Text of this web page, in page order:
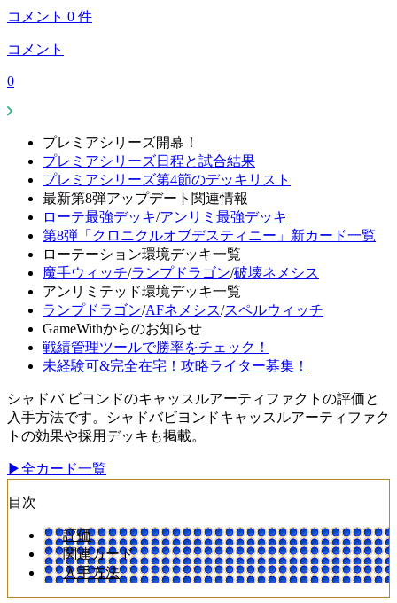
コメント 0 件
コメント
0
プレミアシリーズ開幕！
プレミアシリーズ日程と試合結果
プレミアシリーズ第4節のデッキリスト
最新第8弾アップデート関連情報
ローテ最強デッキ/アンリミ最強デッキ
第8弾「クロニクルオブデスティニー」新カード一覧
ローテーション環境デッキ一覧
魔手ウィッチ/ランプドラゴン/破壊ネメシス
アンリミテッド環境デッキ一覧
ランプドラゴン/AFネメシス/スペルウィッチ
GameWithからのお知らせ
戦績管理ツールで勝率をチェック！
未経験可&完全在宅！攻略ライター募集！
シャドバ ビヨンドのキャッスルアーティファクトの評価と
入手方法です。シャドバビヨンドキャッスルアーティファク
トの効果や採用デッキも掲載。
▶全カード一覧
目次
評価
関連カード
入手方法